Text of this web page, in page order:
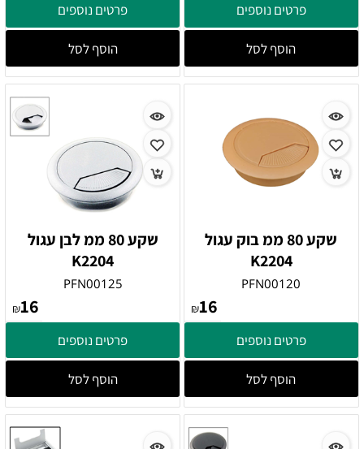
פרטים נוספים
הוסף לסל
פרטים נוספים
הוסף לסל
שקע 80 ממ בוק עגול
K2204
PFN00120
₪16
פרטים נוספים
הוסף לסל
שקע 80 ממ לבן עגול
K2204
PFN00125
₪16
פרטים נוספים
הוסף לסל